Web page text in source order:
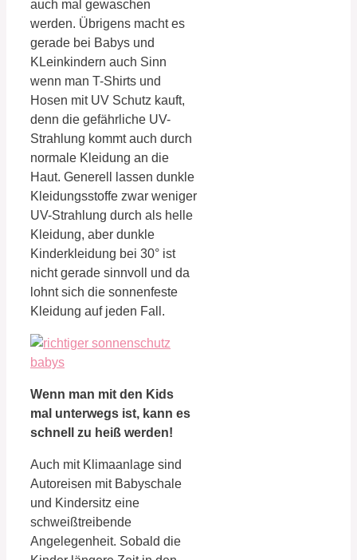
auch mal gewaschen
werden. Übrigens macht es
gerade bei Babys und
KLeinkindern auch Sinn
wenn man T-Shirts und
Hosen mit UV Schutz kauft,
denn die gefährliche UV-
Strahlung kommt auch durch
normale Kleidung an die
Haut. Generell lassen dunkle
Kleidungsstoffe zwar weniger
UV-Strahlung durch als helle
Kleidung, aber dunkle
Kinderkleidung bei 30° ist
nicht gerade sinnvoll und da
lohnt sich die sonnenfeste
Kleidung auf jeden Fall.
Wenn man mit den Kids
mal unterwegs ist, kann es
schnell zu heiß werden!
Auch mit Klimaanlage sind
Autoreisen mit Babyschale
und Kindersitz eine
schweißtreibende
Angelegenheit. Sobald die